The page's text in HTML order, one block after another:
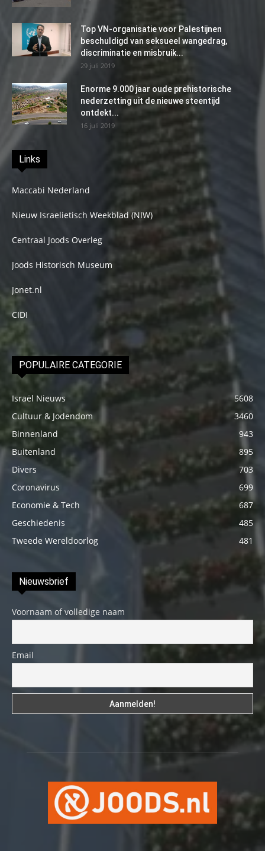
Top VN-organisatie voor Palestijnen
beschuldigd van seksueel wangedrag,
discriminatie en misbruik...
29 juli 2019
Enorme 9.000 jaar oude prehistorische
nederzetting uit de nieuwe steentijd
ontdekt...
16 juli 2019
Links
Maccabi Nederland
Nieuw Israelietisch Weekblad (NIW)
Centraal Joods Overleg
Joods Historisch Museum
Jonet.nl
CIDI
POPULAIRE CATEGORIE
Israël Nieuws
5608
Cultuur & Jodendom
3460
Binnenland
943
Buitenland
895
Divers
703
Coronavirus
699
Economie & Tech
687
Geschiedenis
485
Tweede Wereldoorlog
481
Nieuwsbrief
Voornaam of volledige naam
Email